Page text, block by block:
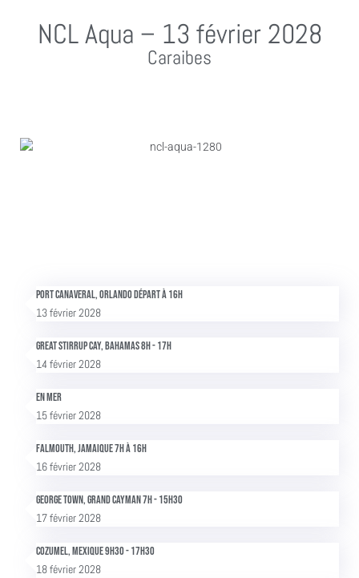
NCL Aqua – 13 février 2028
Caraibes
Port Canaveral, Orlando Départ à 16h
13 février 2028
Great Stirrup Cay, Bahamas 8h - 17h
14 février 2028
En mer
15 février 2028
Falmouth, Jamaique 7h à 16h
16 février 2028
George Town, Grand Cayman 7h - 15h30
17 février 2028
Cozumel, Mexique 9h30 - 17h30
18 février 2028